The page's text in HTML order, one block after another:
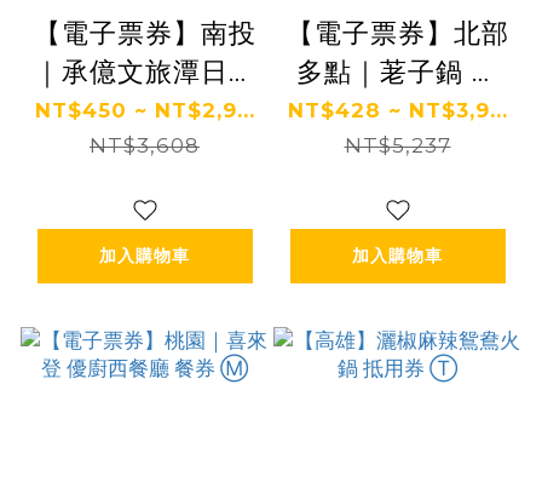
【電子票券】南投
｜承億文旅潭日月
餐券 Ⓣ
NT$450 ~ NT$2,9...
NT$3,608
加入購物車
【電子票券】北部
多點｜荖子鍋 餐
券 Ⓜ
NT$428 ~ NT$3,9...
NT$5,237
加入購物車